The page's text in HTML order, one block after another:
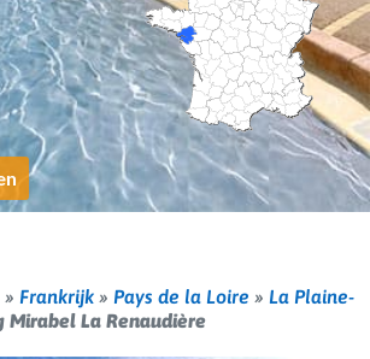
» Frankrijk » Pays de la Loire » La Plaine-
Mirabel La Renaudière